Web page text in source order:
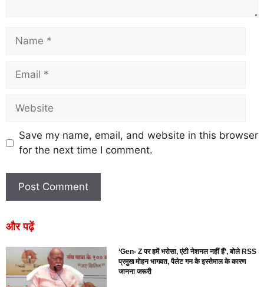
Save my name, email, and website in this browser
for the next time I comment.
और पढ़ें
‘Gen- Z पर हमें भरोसा, एंटी नेशनल नहीं हैं’, बोले RSS
प्रमुख मोहन भागवत, पैलेट गन के इस्तेमाल के कारण
जानना जरूरी